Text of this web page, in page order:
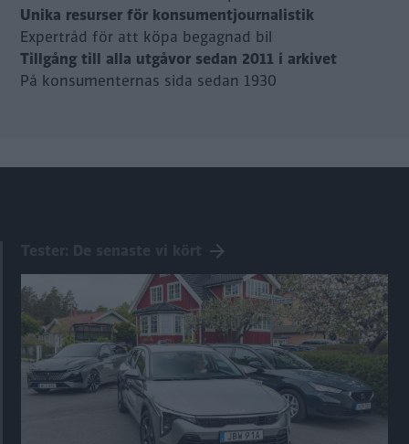
Unika resurser för konsumentjournalistik
Expertråd för att köpa begagnad bil
Tillgång till alla utgåvor sedan 2011 i arkivet
På konsumenternas sida sedan 1930